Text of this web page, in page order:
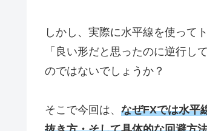
しかし、実際に水平線を使って
「良い形だと思ったのに逆行し
のではないでしょうか？
そこで今回は、 なぜFXでは水平